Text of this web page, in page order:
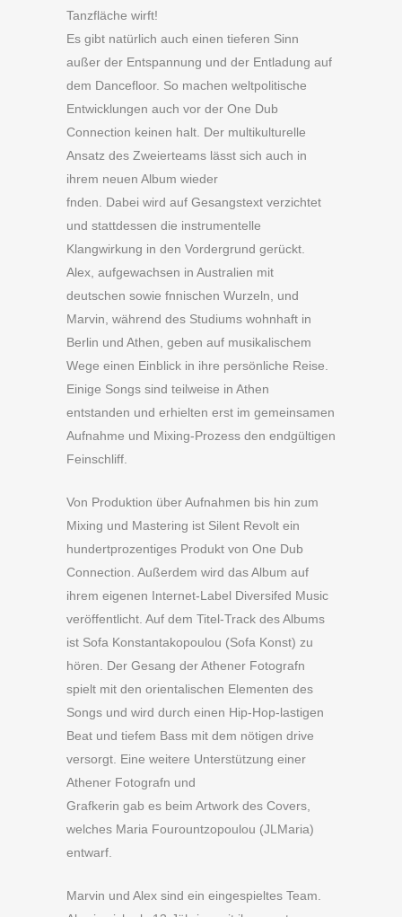
Tanzfläche wirft!
Es gibt natürlich auch einen tieferen Sinn
außer der Entspannung und der Entladung auf
dem Dancefloor. So machen weltpolitische
Entwicklungen auch vor der One Dub
Connection keinen halt. Der multikulturelle
Ansatz des Zweierteams lässt sich auch in
ihrem neuen Album wieder
fnden. Dabei wird auf Gesangstext verzichtet
und stattdessen die instrumentelle
Klangwirkung in den Vordergrund gerückt.
Alex, aufgewachsen in Australien mit
deutschen sowie fnnischen Wurzeln, und
Marvin, während des Studiums wohnhaft in
Berlin und Athen, geben auf musikalischem
Wege einen Einblick in ihre persönliche Reise.
Einige Songs sind teilweise in Athen
entstanden und erhielten erst im gemeinsamen
Aufnahme und Mixing-Prozess den endgültigen
Feinschliff.
Von Produktion über Aufnahmen bis hin zum
Mixing und Mastering ist Silent Revolt ein
hundertprozentiges Produkt von One Dub
Connection. Außerdem wird das Album auf
ihrem eigenen Internet-Label Diversifed Music
veröffentlicht. Auf dem Titel-Track des Albums
ist Sofa Konstantakopoulou (Sofa Konst) zu
hören. Der Gesang der Athener Fotografn
spielt mit den orientalischen Elementen des
Songs und wird durch einen Hip-Hop-lastigen
Beat und tiefem Bass mit dem nötigen drive
versorgt. Eine weitere Unterstützung einer
Athener Fotografn und
Grafkerin gab es beim Artwork des Covers,
welches Maria Fourountzopoulou (JLMaria)
entwarf.
Marvin und Alex sind ein eingespieltes Team.